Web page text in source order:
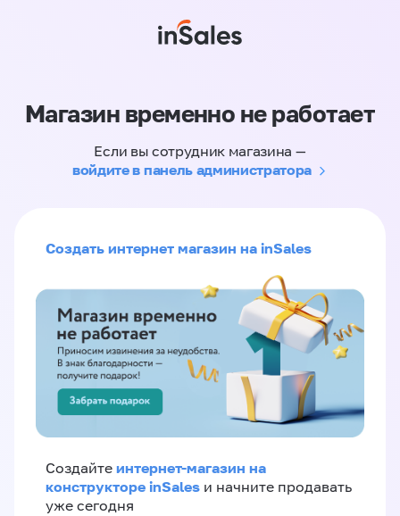
Магазин временно не работает
Если вы сотрудник магазина —
войдите в панель администратора
Создать интернет магазин на inSales
Создайте интернет-магазин на
конструкторе inSales и начните продавать
уже сегодня